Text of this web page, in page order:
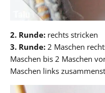
2. Runde: rechts stricken
3. Runde: 2 Maschen
Maschen bis 2 Maschen
Maschen links